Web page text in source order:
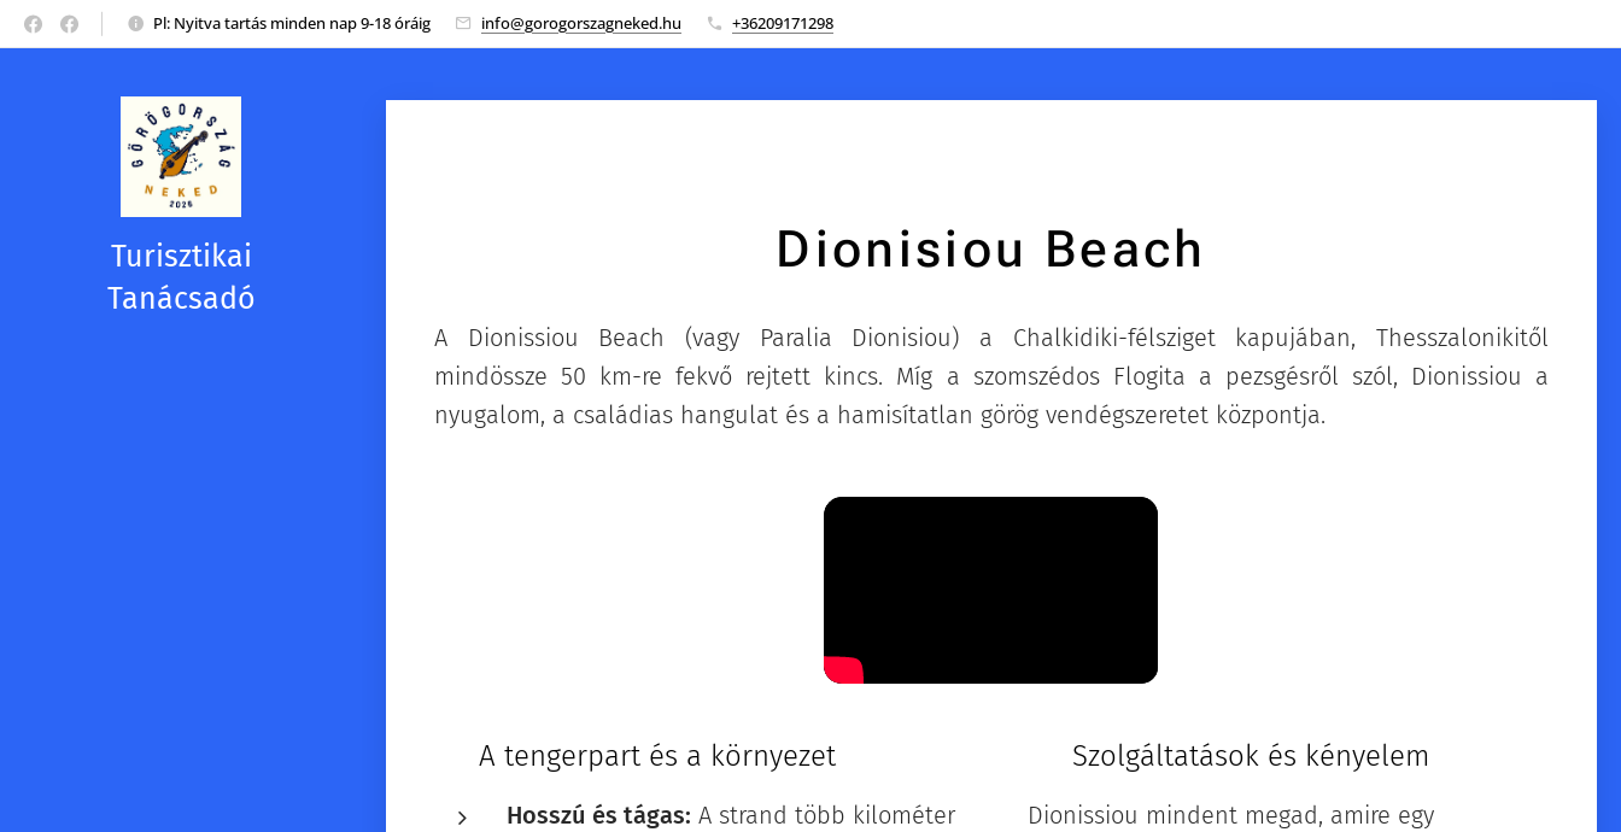
Pl: Nyitva tartás minden nap 9-18 óráig info@gorogorszagneked.hu +36209171298
Turisztikai
Tanácsadó
Dionisiou Beach
A Dionissiou Beach (vagy Paralia Dionisiou) a Chalkidiki-félsziget kapujában, Thesszalonikitől
mindössze 50 km-re fekvő rejtett kincs. Míg a szomszédos Flogita a pezsgésről szól, Dionissiou a
nyugalom, a családias hangulat és a hamisítatlan görög vendégszeretet központja.
A tengerpart és a környezet
Hosszú és tágas: A strand több kilométer
Szolgáltatások és kényelem
Dionissiou mindent megad, amire egy